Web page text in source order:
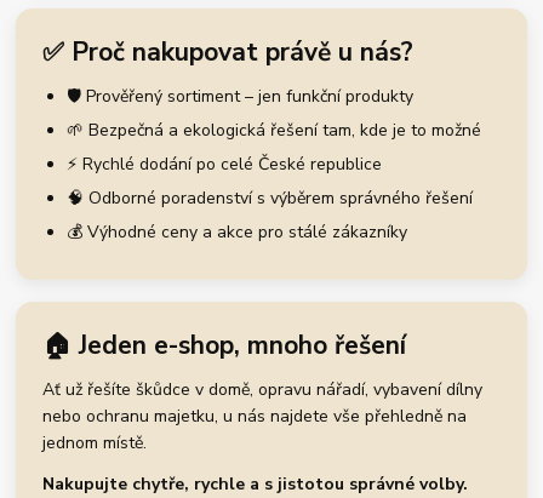
✅ Proč nakupovat právě u nás?
🛡️ Prověřený sortiment – jen funkční produkty
🌱 Bezpečná a ekologická řešení tam, kde je to možné
⚡ Rychlé dodání po celé České republice
🧠 Odborné poradenství s výběrem správného řešení
💰 Výhodné ceny a akce pro stálé zákazníky
🏠 Jeden e-shop, mnoho řešení
Ať už řešíte škůdce v domě, opravu nářadí, vybavení dílny
nebo ochranu majetku, u nás najdete vše přehledně na
jednom místě.
Nakupujte chytře, rychle a s jistotou správné volby.